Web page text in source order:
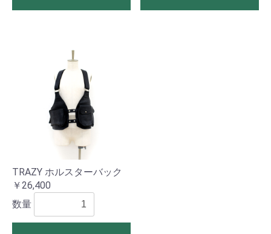
TRAZY ホルスターバック
￥26,400
数量